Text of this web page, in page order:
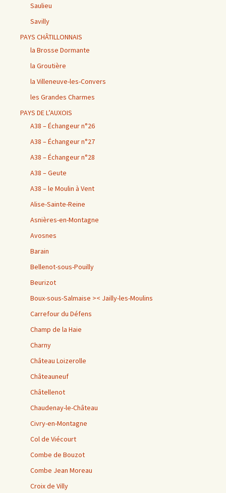
Saulieu
Savilly
PAYS CHÂTILLONNAIS
la Brosse Dormante
la Groutière
la Villeneuve-les-Convers
les Grandes Charmes
PAYS DE L’AUXOIS
A38 – Échangeur n°26
A38 – Échangeur n°27
A38 – Échangeur n°28
A38 – Geute
A38 – le Moulin à Vent
Alise-Sainte-Reine
Asnières-en-Montagne
Avosnes
Barain
Bellenot-sous-Pouilly
Beurizot
Boux-sous-Salmaise >< Jailly-les-Moulins
Carrefour du Défens
Champ de la Haie
Charny
Château Loizerolle
Châteauneuf
Châtellenot
Chaudenay-le-Château
Civry-en-Montagne
Col de Viécourt
Combe de Bouzot
Combe Jean Moreau
Croix de Villy